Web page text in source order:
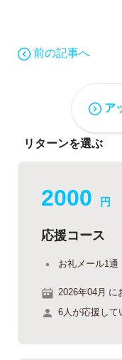
前の記事へ
ア
リターンを選ぶ
2000 円
応援コース
お礼メール1通
2026年04月 に
6人が応援して